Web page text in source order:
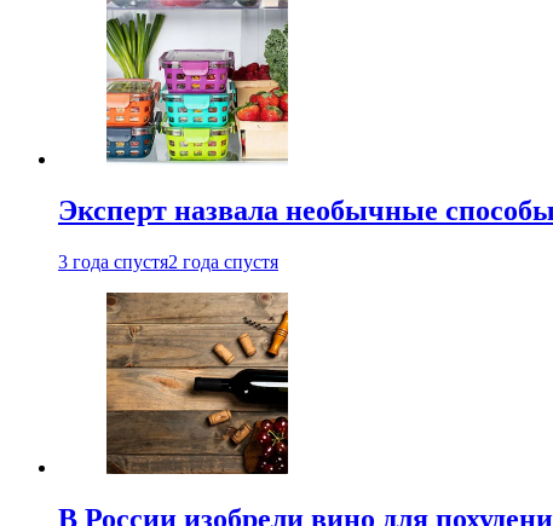
Эксперт назвала необычные
3 года спустя2 года спустя
В России изобрели вино для